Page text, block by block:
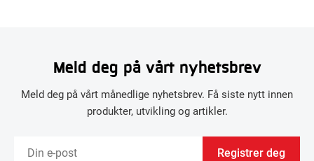
Meld deg på vårt nyhetsbrev
Meld deg på vårt månedlige nyhetsbrev. Få siste nytt innen
produkter, utvikling og artikler.
Registrer deg